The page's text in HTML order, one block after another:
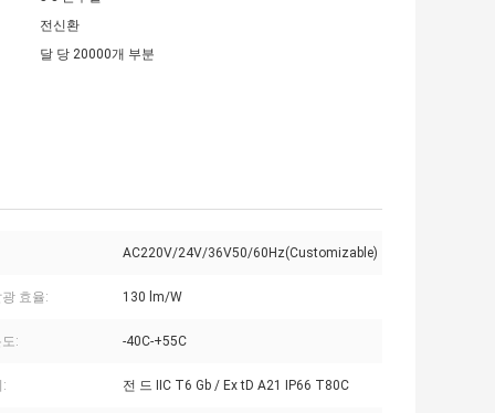
전신환
달 당 20000개 부분
AC220V/24V/36V50/60Hz(Customizable)
효율: 130 lm/W
: -40C-+55C
전 드 IIC T6 Gb / Ex tD A21 IP66 T80C